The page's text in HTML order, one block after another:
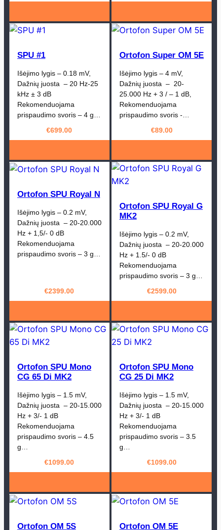
SPU #1
Išėjimo lygis – 0.18 mV,
Dažnių juosta – 20 Hz-25
kHz ± 3 dB
Rekomenduojama
prispaudimo svoris – 4 g…
€699.00
Ortofon Super OM 5E
Išėjimo lygis – 4 mV,
Dažnių juosta – 20-
25.000 Hz + 3 / – 1 dB,
Rekomenduojama
prispaudimo svoris -…
€89.00
Ortofon SPU Royal N
Išėjimo lygis – 0.2 mV,
Dažnių juosta – 20-20.000
Hz + 1,5/- 0 dB
Rekomenduojama
prispaudimo svoris – 3 g…
€2399.00
Ortofon SPU Royal G
MK2
Išėjimo lygis – 0.2 mV,
Dažnių juosta – 20-20.000
Hz + 1.5/- 0 dB
Rekomenduojama
prispaudimo svoris – 3 g…
€2599.00
Ortofon SPU Mono
CG 65 Di MK2
Išėjimo lygis – 1.5 mV,
Dažnių juosta – 20-15.000
Hz + 3/- 1 dB
Rekomenduojama
prispaudimo svoris – 4.5
g…
€1099.00
Ortofon SPU Mono
CG 25 Di MK2
Išėjimo lygis – 1.5 mV,
Dažnių juosta – 20-15.000
Hz + 3/- 1 dB
Rekomenduojama
prispaudimo svoris – 3.5
g…
€1099.00
Ortofon OM 5S Ortofon OM 5E